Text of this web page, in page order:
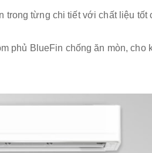
từng chi tiết với chất liệu
phủ BlueFin chống ăn mòn, cho